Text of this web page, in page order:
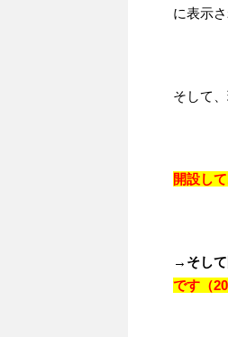
に表示
そして、
開設し
→そして
です（